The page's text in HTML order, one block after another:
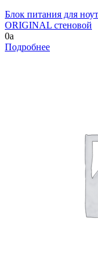
Блок питания для
ORIGINAL стеновой
0a
Подробнее